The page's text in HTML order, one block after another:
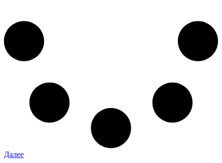
Далее